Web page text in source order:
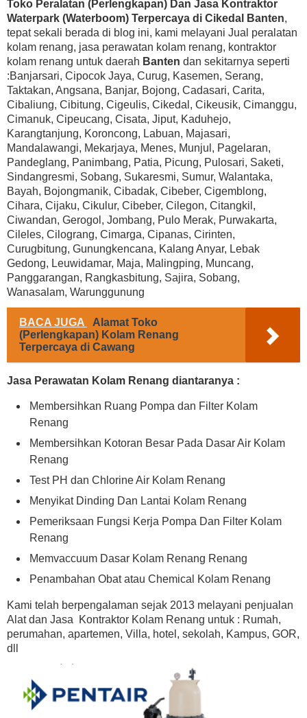
Toko Peralatan (Perlengkapan) Dan Jasa Kontraktor
Waterpark (Waterboom) Terpercaya di Cikedal Banten,
tepat sekali berada di blog ini, kami melayani Jual peralatan
kolam renang, jasa perawatan kolam renang, kontraktor
kolam renang untuk daerah Banten dan sekitarnya seperti
:Banjarsari, Cipocok Jaya, Curug, Kasemen, Serang,
Taktakan, Angsana, Banjar, Bojong, Cadasari, Carita,
Cibaliung, Cibitung, Cigeulis, Cikedal, Cikeusik, Cimanggu,
Cimanuk, Cipeucang, Cisata, Jiput, Kaduhejo,
Karangtanjung, Koroncong, Labuan, Majasari,
Mandalawangi, Mekarjaya, Menes, Munjul, Pagelaran,
Pandeglang, Panimbang, Patia, Picung, Pulosari, Saketi,
Sindangresmi, Sobang, Sukaresmi, Sumur, Walantaka,
Bayah, Bojongmanik, Cibadak, Cibeber, Cigemblong,
Cihara, Cijaku, Cikulur, Cibeber, Cilegon, Citangkil,
Ciwandan, Gerogol, Jombang, Pulo Merak, Purwakarta,
Cileles, Cilograng, Cimarga, Cipanas, Cirinten,
Curugbitung, Gunungkencana, Kalang Anyar, Lebak
Gedong, Leuwidamar, Maja, Malingping, Muncang,
Panggarangan, Rangkasbitung, Sajira, Sobang,
Wanasalam, Warunggunung
BACA JUGA
Alamat Toko
(Perlengkapan) Kolam Renang
Terpercaya di Cawang
Jasa Perawatan Kolam Renang diantaranya :
Membersihkan Ruang Pompa dan Filter Kolam
Renang
Membersihkan Kotoran Besar Pada Dasar Air Kolam
Renang
Test PH dan Chlorine Air Kolam Renang
Menyikat Dinding Dan Lantai Kolam Renang
Pemeriksaan Fungsi Kerja Pompa Dan Filter Kolam
Renang
Memvaccuum Dasar Kolam Renang Renang
Penambahan Obat atau Chemical Kolam Renang
Kami telah berpengalaman sejak 2013 melayani penjualan
Alat dan Jasa Kontraktor Kolam Renang untuk : Rumah,
perumahan, apartemen, Villa, hotel, sekolah, Kampus, GOR,
dll